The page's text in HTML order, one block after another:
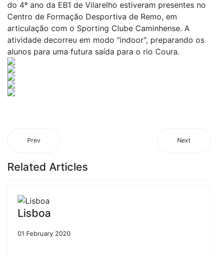
do 4º ano da EB1 de Vilarelho estiveram presentes no
Centro de Formação Desportiva de Remo, em
articulação com o Sporting Clube Caminhense. A
atividade decorreu em modo "indoor", preparando os
alunos para uma futura saída para o rio Coura.
Prev Next
Related Articles
Lisboa
01 February 2020